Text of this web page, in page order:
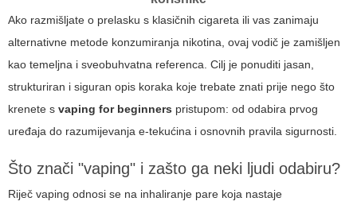
Ako razmišljate o prelasku s klasičnih cigareta ili vas zanimaju
alternativne metode konzumiranja nikotina, ovaj vodič je zamišljen
kao temeljna i sveobuhvatna referenca. Cilj je ponuditi jasan,
strukturiran i siguran opis koraka koje trebate znati prije nego što
krenete s vaping for beginners pristupom: od odabira prvog
uređaja do razumijevanja e-tekućina i osnovnih pravila sigurnosti.
Što znači "vaping" i zašto ga neki ljudi odabiru?
Riječ vaping odnosi se na inhaliranje pare koja nastaje